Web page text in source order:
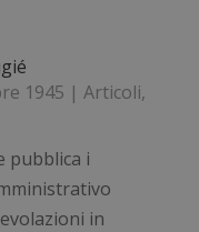
1945 | Articoli,
pubblica i
in